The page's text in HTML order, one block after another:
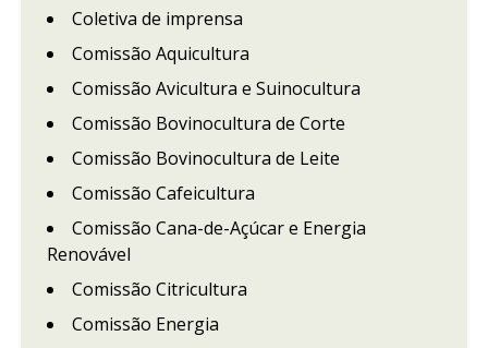
Coletiva de imprensa
Comissão Aquicultura
Comissão Avicultura e Suinocultura
Comissão Bovinocultura de Corte
Comissão Bovinocultura de Leite
Comissão Cafeicultura
Comissão Cana-de-Açúcar e Energia
Renovável
Comissão Citricultura
Comissão Energia